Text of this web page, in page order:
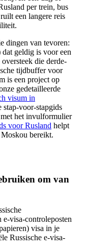
per trein, bus
een langere reis
dingen van tevoren:
geldig is voor een
die derde-
tijdbuffer voor
is een project op
gedetailleerde
visum in
stap-voor-stapgids
het invulformulier
voor Rusland helpt
bereikt.
om van
e-visa-controleposten
visa in je
Russische e-visa-